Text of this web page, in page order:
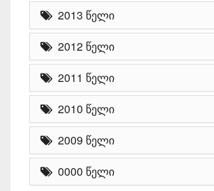
2013 წელი
2012 წელი
2011 წელი
2010 წელი
2009 წელი
0000 წელი